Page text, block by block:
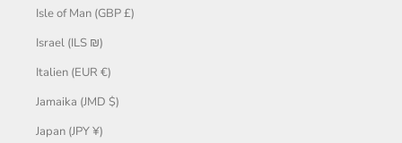
Isle of Man (GBP £)
Israel (ILS ₪)
Italien (EUR €)
Jamaika (JMD $)
Japan (JPY ¥)